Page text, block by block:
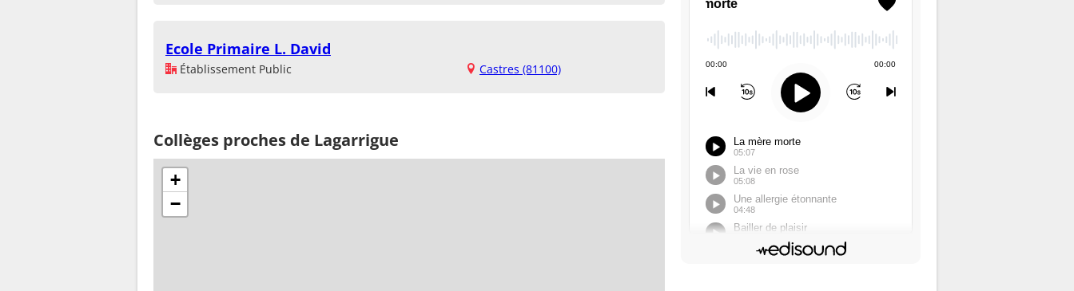
Ecole Primaire L. David
Établissement Public Castres (81100)
Collèges proches de Lagarrigue
+
−